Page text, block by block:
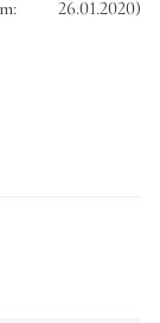
26.01.2020)